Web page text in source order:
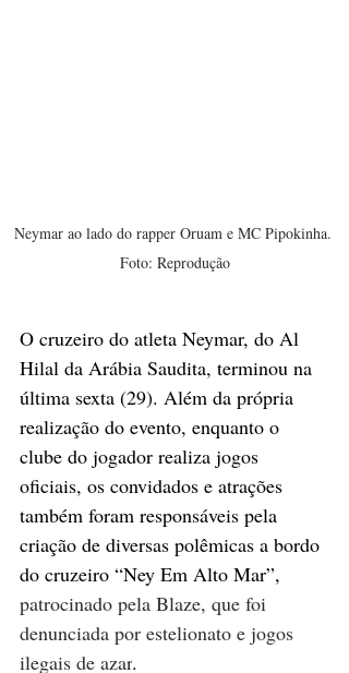
Neymar ao lado do rapper Oruam e MC Pipokinha.
Foto: Reprodução
O cruzeiro do atleta Neymar, do Al
Hilal da Arábia Saudita, terminou na
última sexta (29). Além da própria
realização do evento, enquanto o
clube do jogador realiza jogos
oficiais, os convidados e atrações
também foram responsáveis pela
criação de diversas polêmicas a bordo
do cruzeiro “Ney Em Alto Mar”,
patrocinado pela Blaze, que foi
denunciada por estelionato e jogos
ilegais de azar.